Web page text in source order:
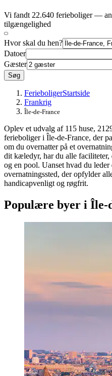
Vi fandt 22.640 ferieboliger —
tilgængelighed
Hvor skal du hen?
Datoer
Gæster
Søg
FerieboligerStartside
Frankrig
Île-de-France
Oplev et udvalg af 115 huse,
ferieboliger i Île-de-France, der
om du overnatter på et
dit kæledyr, har du alle faciliteter,
og en pool. Uanset hvad du
overnatningssted, der opfylder
handicapvenligt og røgfrit.
Populære byer i Île-